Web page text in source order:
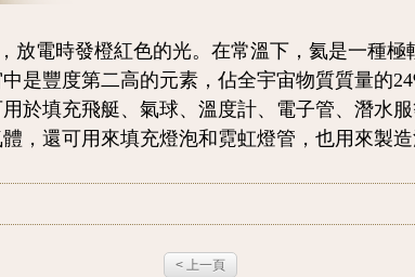
放電時發橙紅色的光。在常溫下，氦是一種
是豐度第二高的元素，佔全宇宙物質質量的
於填充飛艇、氣球、溫度計、電子管、潛水
，還可用來填充燈泡和霓虹燈管，也用來製造
< 上一頁